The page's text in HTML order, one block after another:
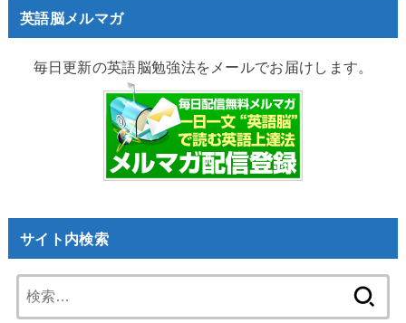
英語脳メルマガ
毎日更新の英語脳勉強法をメールでお届けします。
サイト内検索
索: